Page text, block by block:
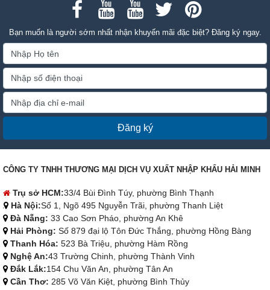
Bạn muốn là người sớm nhất nhận khuyến mãi đặc biệt? Đăng ký ngay.
Đăng ký
CÔNG TY TNHH THƯƠNG MẠI DỊCH VỤ XUẤT NHẬP KHẨU HẢI MINH
Trụ sở HCM:33/4 Bùi Đình Túy, phường Bình Thạnh
Hà Nội:Số 1, Ngõ 495 Nguyễn Trãi, phường Thanh Liệt
Đà Nẵng: 33 Cao Sơn Pháo, phường An Khê
Hải Phòng: Số 879 đại lộ Tôn Đức Thắng, phường Hồng Bàng
Thanh Hóa: 523 Bà Triệu, phường Hàm Rồng
Nghệ An:43 Trường Chinh, phường Thành Vinh
Đắk Lắk:154 Chu Văn An, phường Tân An
Cần Thơ: 285 Võ Văn Kiệt, phường Bình Thủy